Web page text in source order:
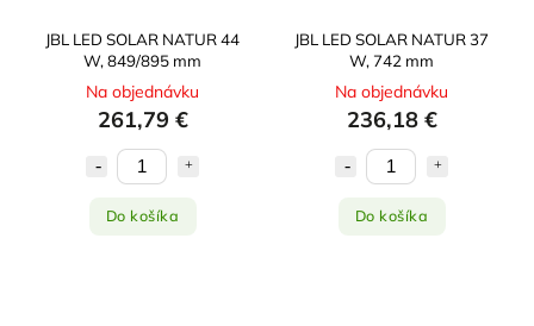
JBL LED SOLAR NATUR 44
W, 849/895 mm
Na objednávku
261,79 €
Do košíka
JBL LED SOLAR NATUR 37
W, 742 mm
Na objednávku
236,18 €
Do košíka